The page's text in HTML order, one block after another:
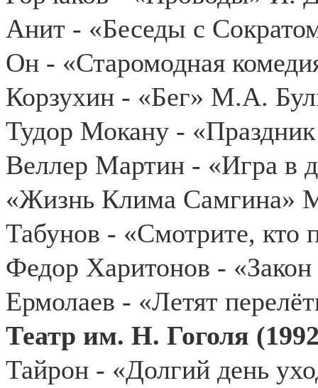
Анит - «Беседы с
Он - «Старомодная
Корзухин - «Бег» М.А.
Тудор Мокану -
Веллер Мартин - «Игра в
«Жизнь Клима Самгина»
Табунов - «Смотрите,
Федор Харитонов -
Ермолаев - «Летят
Театр им. Н. Гоголя
Тайрон - «Долгий день